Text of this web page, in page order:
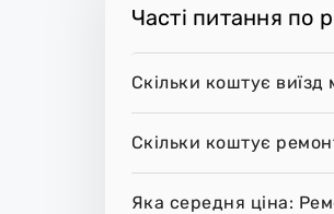
Часті питання по
Скільки коштує виїзд
Скільки коштує
Яка середня ціна: